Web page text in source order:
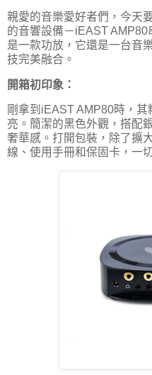
親愛的音樂愛好者們，今天
的音響設備－iEAST
是一款功放，它還是一台音
技完美融合。
開箱初印象：
剛拿到iEAST AMP80時，
亮。簡潔的黑色外觀，搭配
奢華感。打開包裝，除了擴
線、使用手冊和保固卡，一